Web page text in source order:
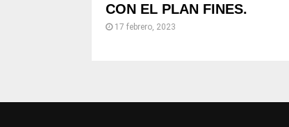
CON EL PLAN FINES.
17 febrero, 2023